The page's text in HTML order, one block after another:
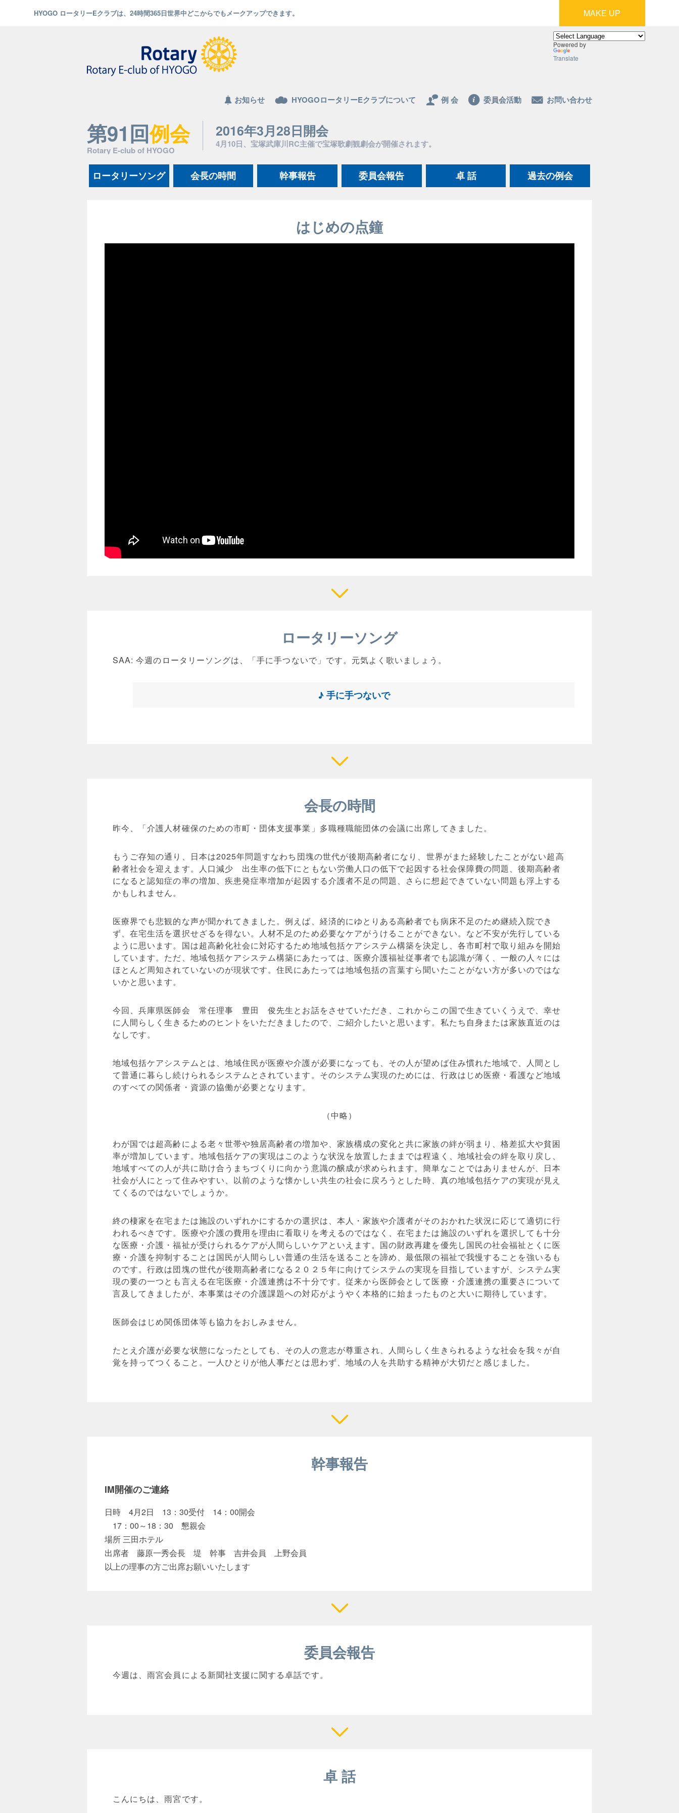
HYOGO ロータリーEクラブは、24時間365日世界中どこからでもメークアップできます。 MAKE UP
Powered by
Translate
お知らせ HYOGOロータリーEクラブについて 例 会 委員会活動 お問い合わせ
第91回例会
Rotary E-club of HYOGO
2016年3月28日開会
4月10日、宝塚武庫川RC主催で宝塚歌劇観劇会が開催されます。
ロータリーソング 会長の時間 幹事報告 委員会報告 卓 話 過去の例会
はじめの点鐘
ロータリーソング
SAA: 今週のロータリーソングは、「手に手つないで」です。元気よく歌いましょう。
♪ 手に手つないで
会長の時間
昨今、「介護人材確保のための市町・団体支援事業」多職種職能団体の会議に出席してきました。
もうご存知の通り、日本は2025年問題すなわち団塊の世代が後期高齢者になり、世界がまた経験したことがない超高
齢者社会を迎えます。人口減少 出生率の低下にともない労働人口の低下で起因する社会保障費の問題、後期高齢者
になると認知症の率の増加、疾患発症率増加が起因する介護者不足の問題、さらに想起できていない問題も浮上する
かもしれません。
医療界でも悲観的な声が聞かれてきました。例えば、経済的にゆとりある高齢者でも病床不足のため継続入院でき
ず、在宅生活を選択せざるを得ない。人材不足のため必要なケアがうけることができない。など不安が先行している
ように思います。国は超高齢化社会に対応するため地域包括ケアシステム構築を決定し、各市町村で取り組みを開始
しています。ただ、地域包括ケアシステム構築にあたっては、医療介護福祉従事者でも認識が薄く、一般の人々には
ほとんど周知されていないのが現状です。住民にあたっては地域包括の言葉すら聞いたことがない方が多いのではな
いかと思います。
今回、兵庫県医師会 常任理事 豊田 俊先生とお話をさせていただき、これからこの国で生きていくうえで、幸せ
に人間らしく生きるためのヒントをいただきましたので、ご紹介したいと思います。私たち自身または家族直近のは
なしです。
地域包括ケアシステムとは、地域住民が医療や介護が必要になっても、その人が望めば住み慣れた地域で、人間とし
て普通に暮らし続けられるシステムとされています。そのシステム実現のためには、行政はじめ医療・看護など地域
のすべての関係者・資源の協働が必要となります。
（中略）
わが国では超高齢による老々世帯や独居高齢者の増加や、家族構成の変化と共に家族の絆が弱まり、格差拡大や貧困
率が増加しています。地域包括ケアの実現はこのような状況を放置したままでは程遠く、地域社会の絆を取り戻し、
地域すべての人が共に助け合うまちづくりに向かう意識の醸成が求められます。簡単なことではありませんが、日本
社会が人にとって住みやすい、以前のような懐かしい共生の社会に戻ろうとした時、真の地域包括ケアの実現が見え
てくるのではないでしょうか。
終の棲家を在宅または施設のいずれかにするかの選択は、本人・家族や介護者がそのおかれた状況に応じて適切に行
われるべきです。医療や介護の費用を理由に看取りを考えるのではなく、在宅または施設のいずれを選択しても十分
な医療・介護・福祉が受けられるケアが人間らしいケアといえます。国の財政再建を優先し国民の社会福祉とくに医
療・介護を抑制することは国民が人間らしい普通の生活を送ることを諦め、最低限の福祉で我慢することを強いるも
のです。行政は団塊の世代が後期高齢者になる２０２５年に向けてシステムの実現を目指していますが、システム実
現の要の一つとも言える在宅医療・介護連携は不十分です。従来から医師会として医療・介護連携の重要さについて
言及してきましたが、本事業はその介護課題への対応がようやく本格的に始まったものと大いに期待しています。
医師会はじめ関係団体等も協力をおしみません。
たとえ介護が必要な状態になったとしても、その人の意志が尊重され、人間らしく生きられるような社会を我々が自
覚を持ってつくること。一人ひとりが他人事だとは思わず、地域の人を共助する精神が大切だと感じました。
幹事報告
IM開催のご連絡
日時 4月2日 13：30受付 14：00開会
17：00～18：30 懇親会
場所 三田ホテル
出席者 藤原一秀会長 堤 幹事 吉井会員 上野会員
以上の理事の方ご出席お願いいたします
委員会報告
今週は、雨宮会員による新聞社支援に関する卓話です。
卓 話
こんにちは、雨宮です。